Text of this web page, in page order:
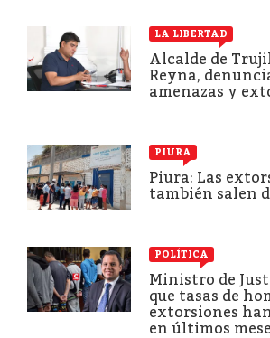
LA LIBERTAD
Alcalde de
Reyna,
amenazas y
PIURA
Piura: Las
también salen
POLÍTICA
Ministro de
que tasas de
extorsiones
en últimos